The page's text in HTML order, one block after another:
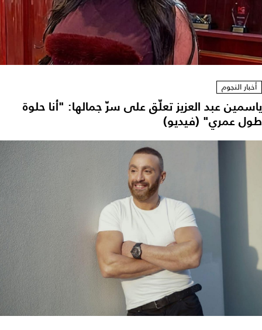
أخبار النجوم
ياسمين عبد العزيز تعلّق على سرّ جمالها: "أنا حلوة
طول عمري" (فيديو)